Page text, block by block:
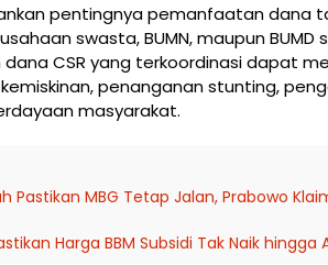
pentingnya pemanfaatan dana
swasta, BUMN, maupun
CSR yang terkoordinasi dapat
penanganan stunting,
masyarakat.
Pastikan MBG Tetap Jalan, Prabowo
Harga BBM Subsidi Tak Naik hingga